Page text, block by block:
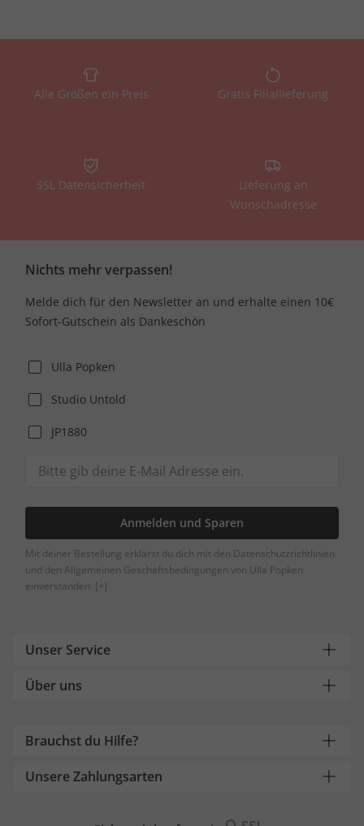
Alle Größen ein Preis Gratis Filiallieferung
SSL Datensicherheit
Lieferung an
Wunschadresse
Nichts mehr verpassen!
Melde dich für den Newsletter an und erhalte einen 10€
Sofort-Gutschein als Dankeschön
Ulla Popken
Studio Untold
JP1880
Anmelden und Sparen
Mit deiner Bestellung erklärst du dich mit den Datenschutzrichtlinien
und den Allgemeinen Geschäftsbedingungen von Ulla Popken
einverstanden. [+]
Unser Service
Über uns
Brauchst du Hilfe?
Unsere Zahlungsarten